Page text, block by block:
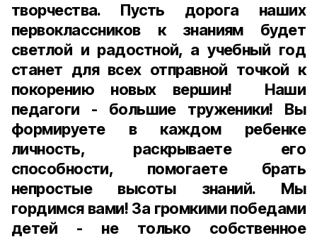
творчества. Пусть дорога наших
первоклассников к знаниям будет
светлой и радостной, а учебный год
станет для всех отправной точкой к
покорению новых вершин! Наши
педагоги - большие труженики! Вы
формируете в каждом ребенке
личность, раскрываете его
способности, помогаете брать
непростые высоты знаний. Мы
гордимся вами! За громкими победами
детей - не только собственное